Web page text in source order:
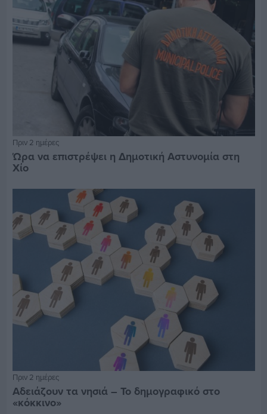
Πριν 2 ημέρες
Ώρα να επιστρέψει η Δημοτική Αστυνομία στη
Χίο
Πριν 2 ημέρες
Αδειάζουν τα νησιά – Το δημογραφικό στο
«κόκκινο»